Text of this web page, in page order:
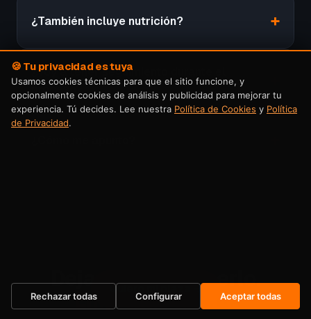
¿También incluye nutrición?
¿Voy a tener seguimiento durante el
proceso?
Dejas de posponerlo.
Empiezas ahora.
Quiero mi plaza →
🍪 Tu privacidad es tuya
Usamos cookies técnicas para que el sitio funcione, y
opcionalmente cookies de análisis y publicidad para mejorar tu
experiencia. Tú decides. Lee nuestra Política de Cookies y Política
de Privacidad.
Rechazar todas Configurar Aceptar todas